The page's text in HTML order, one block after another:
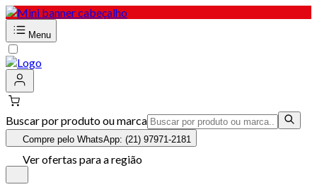
Menu
Buscar por produto ou marca
Compre pelo WhatsApp: (21) 97971-2181
Ver ofertas para a região